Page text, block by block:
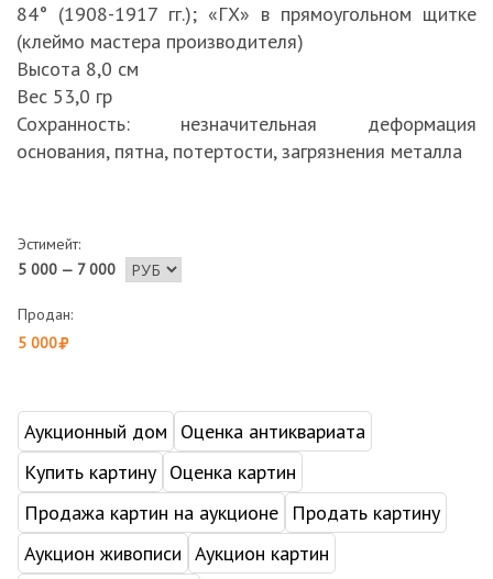
84° (1908-1917 гг.); «ГХ» в прямоугольном щитке
(клеймо мастера производителя)
Высота 8,0 см
Вес 53,0 гр
Сохранность: незначительная деформация
основания, пятна, потертости, загрязнения металла
Эстимейт:
5 000 — 7 000
Продан:
5 000
Аукционный дом
Оценка антиквариата
Купить картину Оценка картин
Продажа картин на аукционе
Продать картину
Аукцион живописи Аукцион картин